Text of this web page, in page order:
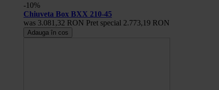
-10%
Chiuveta Box BXX 210-45
was 3.081,32 RON Pret special 2.773,19 RON
Adauga în cos